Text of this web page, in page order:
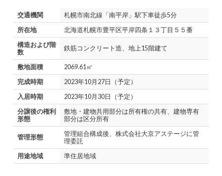
交通機関
札幌市南北線「南平岸」駅下車徒歩5分
所在地
北海道札幌市豊平区平岸四条１３丁目５５番
構造および階
数
鉄筋コンクリート造、地上15階建て
敷地面積
2069.61㎡
完成時期
2023年10月27日（予定）
入居時期
2023年10月30日（予定）
分譲後の権利
形態
敷地・建物共用部分は所有権の共有、建物専有
部分は区分所有
管理形態
管理組合構成後、株式会社大京アステージに管
理委託
用途地域
準住居地域